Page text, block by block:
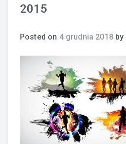
2015
Posted on 4 grudnia 2018by